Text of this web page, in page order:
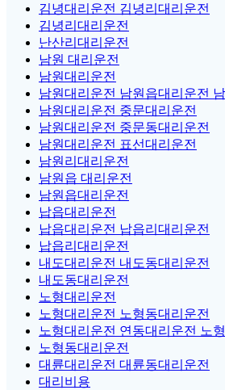
김녕대리운전 김녕리대리운전
김녕리대리운전
난산리대리운전
남원 대리운전
남원대리운전
남원대리운전 남원읍대리운전
남원대리운전 중문대리운전
남원대리운전 중문동대리운전
남원대리운전 표선대리운전
남원리대리운전
남원읍 대리운전
남원읍대리운전
납읍대리운전
납읍대리운전 납읍리대리운전
납읍리대리운전
내도대리운전 내도동대리운전
내도동대리운전
노형대리운전
노형대리운전 노형동대리운전
노형대리운전 연동대리운전 노
노형동대리운전
대륜대리운전 대륜동대리운전
대리비용